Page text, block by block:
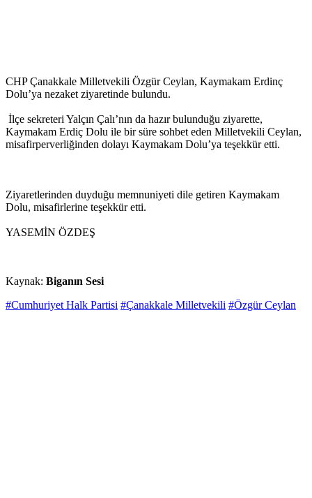
CHP Çanakkale Milletvekili Özgür Ceylan, Kaymakam Erdinç
Dolu’ya nezaket ziyaretinde bulundu.
İlçe sekreteri Yalçın Çalı’nın da hazır bulunduğu ziyarette,
Kaymakam Erdiç Dolu ile bir süre sohbet eden Milletvekili Ceylan,
misafirperverliğinden dolayı Kaymakam Dolu’ya teşekkür etti.
Ziyaretlerinden duyduğu memnuniyeti dile getiren Kaymakam
Dolu, misafirlerine teşekkür etti.
YASEMİN ÖZDEŞ
Kaynak: Biganın Sesi
#Cumhuriyet Halk Partisi #Çanakkale Milletvekili #Özgür Ceylan